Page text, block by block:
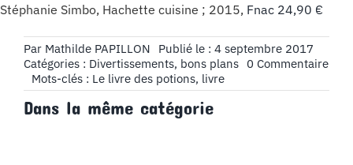
Stéphanie Simbo, Hachette cuisine ; 2015, Fnac 24,90 €
Par Mathilde PAPILLON
Publié le : 4 septembre 2017
Catégories : Divertissements, bons plans 0 Commentaireon
à
Mots-clés : Le livre des potions, livre
Dans la même catégorie